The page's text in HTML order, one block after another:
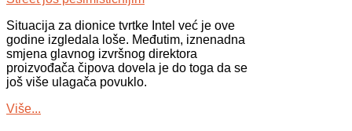
Situacija za dionice tvrtke Intel već je ove
godine izgledala loše. Međutim, iznenadna
smjena glavnog izvršnog direktora
proizvođača čipova dovela je do toga da se
još više ulagača povuklo.
Više...